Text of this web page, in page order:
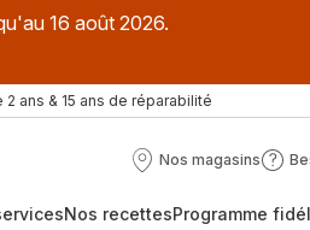
16 août 2026.
2 ans & 15 ans de réparabilité
Nos magasins
Nos
?
Nos recettesProgramme